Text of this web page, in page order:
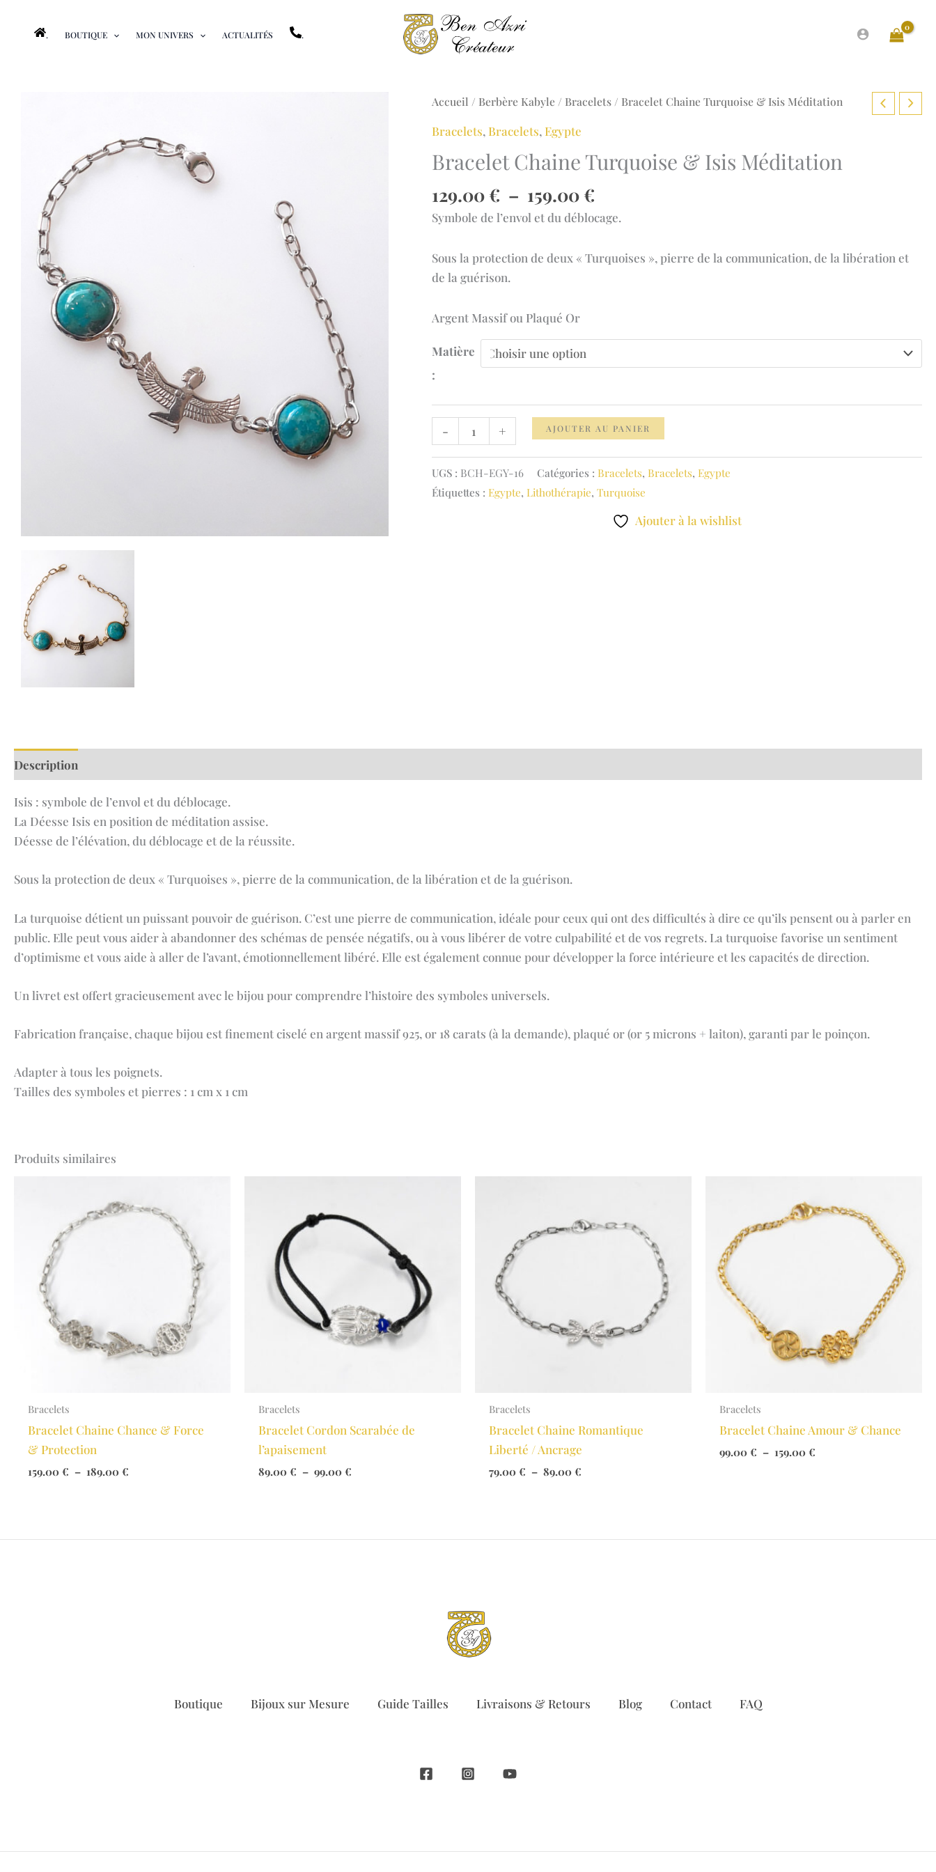
. BOUTIQUE MON UNIVERS ACTUALITÉS .
Accueil / Berbère Kabyle / Bracelets/ Bracelet Chaine Turquoise & Isis Méditation
Bracelets, Bracelets, Egypte
Bracelet Chaine Turquoise & Isis Méditation
129.00 € – 159.00 €Plage
de
129.00 €
Symbole de l’envol et du déblocage.
Sous la protection de deux « Turquoises », pierre de la communication, de la libération et
de la guérison.
Argent Massif ou Plaqué Or
Matière
:
-
quantité
de
Chaine
+ AJOUTER AU PANIER
UGS : BCH-EGY-16 Catégories : Bracelets, Bracelets, Egypte
Étiquettes : Egypte, Lithothérapie, Turquoise
Ajouter à la wishlist
Description
Isis : symbole de l’envol et du déblocage.
La Déesse Isis en position de méditation assise.
Déesse de l’élévation, du déblocage et de la réussite.
Sous la protection de deux « Turquoises », pierre de la communication, de la libération et de la guérison.
La turquoise détient un puissant pouvoir de guérison. C’est une pierre de communication, idéale pour ceux qui ont des difficultés à dire ce qu’ils pensent ou à parler en
public. Elle peut vous aider à abandonner des schémas de pensée négatifs, ou à vous libérer de votre culpabilité et de vos regrets. La turquoise favorise un sentiment
d’optimisme et vous aide à aller de l’avant, émotionnellement libéré. Elle est également connue pour développer la force intérieure et les capacités de direction.
Un livret est offert gracieusement avec le bijou pour comprendre l’histoire des symboles universels.
Fabrication française, chaque bijou est finement ciselé en argent massif 925, or 18 carats (à la demande), plaqué or (or 5 microns + laiton), garanti par le poinçon.
Adapter à tous les poignets.
Tailles des symboles et pierres : 1 cm x 1 cm
Produits similaires
Bracelets
Bracelet Chaine Chance & Force
& Protection
159.00€ – 189.00€
189.00 €
Bracelets
Bracelet Cordon Scarabée de
l’apaisement
89.00€ – 99.00€
99.00 €
Bracelets
Bracelet Chaine Romantique
Liberté / Ancrage
79.00€ – 89.00€
89.00 €
Bracelets
Bracelet Chaine Amour & Chance
99.00€ – 159.00€
Boutique Bijoux sur Mesure Guide Tailles Livraisons & Retours Blog Contact FAQ